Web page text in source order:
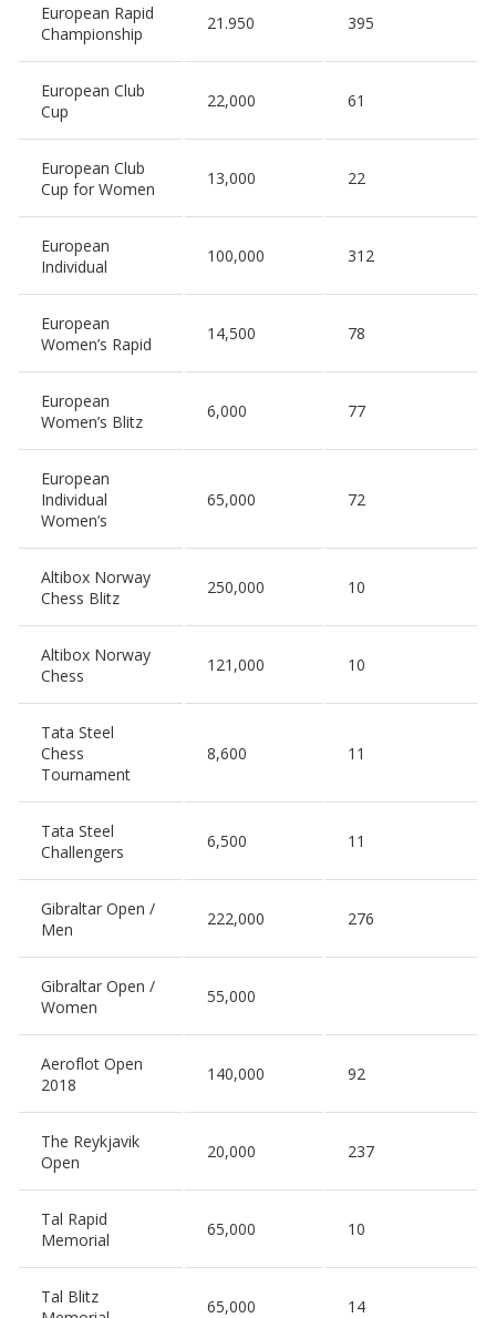
European Rapid
Championship
21.950 395
European Club
Cup
22,000 61
European Club
Cup for Women
13,000 22
European
Individual
100,000 312
European
Women’s Rapid
14,500 78
European
Women’s Blitz
6,000 77
European
Individual
Women’s
65,000 72
Altibox Norway
Chess Blitz
250,000 10
Altibox Norway
Chess
121,000 10
Tata Steel
Chess
Tournament
8,600 11
Tata Steel
Challengers
6,500 11
Gibraltar Open /
Men
222,000 276
Gibraltar Open /
Women
55,000
Aeroflot Open
2018
140,000 92
The Reykjavik
Open
20,000 237
Tal Rapid
Memorial
65,000 10
Tal Blitz
65,000 14